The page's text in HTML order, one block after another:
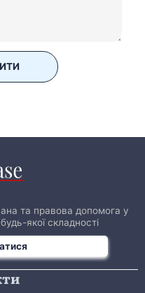
та правова допомога у
якої складності